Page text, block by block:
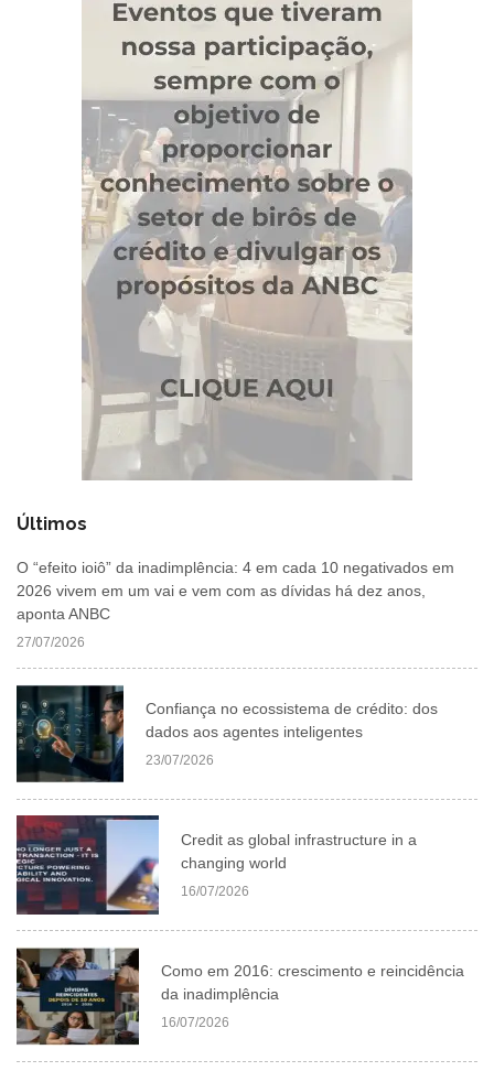
Últimos
O “efeito ioiô” da inadimplência: 4 em cada 10 negativados em
2026 vivem em um vai e vem com as dívidas há dez anos,
aponta ANBC
27/07/2026
Confiança no ecossistema de crédito: dos
dados aos agentes inteligentes
23/07/2026
Credit as global infrastructure in a
changing world
16/07/2026
Como em 2016: crescimento e reincidência
da inadimplência
16/07/2026